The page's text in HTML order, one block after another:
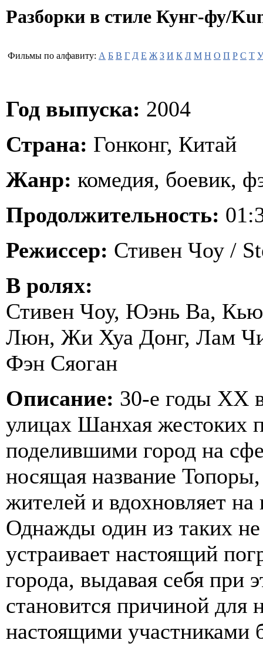
Разборки в стиле Кунг-фу/
Фильмы по алфавиту: А Б В Г Д Е Ж З И К Л М Н О П Р С Т У
Год выпуска: 2004
Страна: Гонконг, Китай
Жанр: комедия, боевик,
Продолжительность:
Режиссер: Стивен Чоу /
В ролях:
Стивен Чоу, Юэнь Ва,
Люн, Жи Хуа Донг, Лам
Фэн Сяоган
Описание: 30-е годы ХХ
улицах Шанхая жестоких
поделившими город на
носящая название
жителей и вдохновляет
Однажды один из таких
устраивает настоящий
города, выдавая себя при
становится причиной для
настоящими участниками